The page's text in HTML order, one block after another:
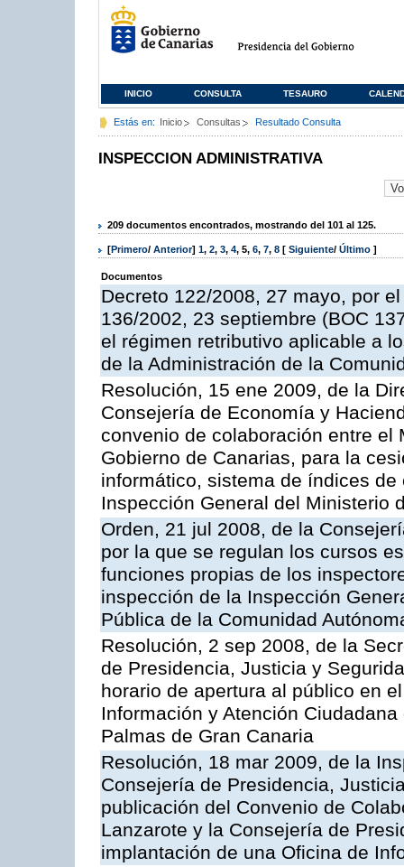
INICIO CONSULTA TESAURO
Estás en: Inicio Consultas Resultado Consulta
INSPECCION ADMINISTRATIVA
209 documentos encontrados, mostrando del 101 al 125.
[Primero/ Anterior] 1, 2, 3, 4, 5, 6, 7, 8 [ Siguiente/ Último ]
Documentos
Decreto 122/2008, 27 mayo, por
136/2002, 23 septiembre (BOC
el régimen retributivo aplicable a
de la Administración de la
Resolución, 15 ene 2009, de la
Consejería de Economía y
convenio de colaboración entre
Gobierno de Canarias, para la
informático, sistema de índices
Inspección General del Ministerio
Orden, 21 jul 2008, de la
por la que se regulan los cursos
funciones propias de los
inspección de la Inspección
Pública de la Comunidad
Resolución, 2 sep 2008, de la
de Presidencia, Justicia y
horario de apertura al público en
Información y Atención
Palmas de Gran Canaria
Resolución, 18 mar 2009, de la
Consejería de Presidencia,
publicación del Convenio de
Lanzarote y la Consejería de
implantación de una Oficina de